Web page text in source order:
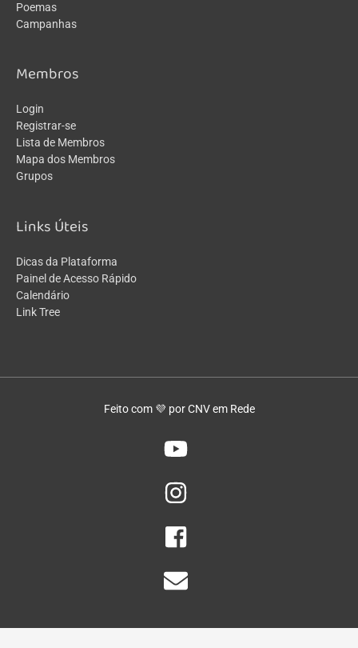
Poemas
Campanhas
Membros
Login
Registrar-se
Lista de Membros
Mapa dos Membros
Grupos
Links Úteis
Dicas da Plataforma
Painel de Acesso Rápido
Calendário
Link Tree
Feito com 💜 por CNV em Rede